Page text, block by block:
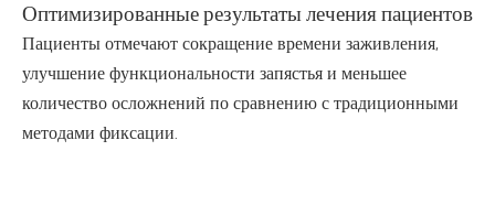
Оптимизированные результаты лечения пациентов
Пациенты отмечают сокращение времени заживления,
улучшение функциональности запястья и меньшее
количество осложнений по сравнению с традиционными
методами фиксации.